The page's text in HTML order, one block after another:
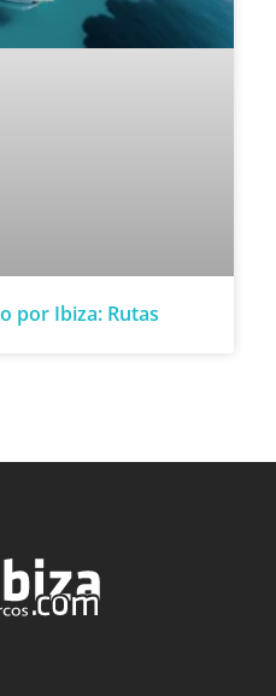
por Ibiza: Rutas